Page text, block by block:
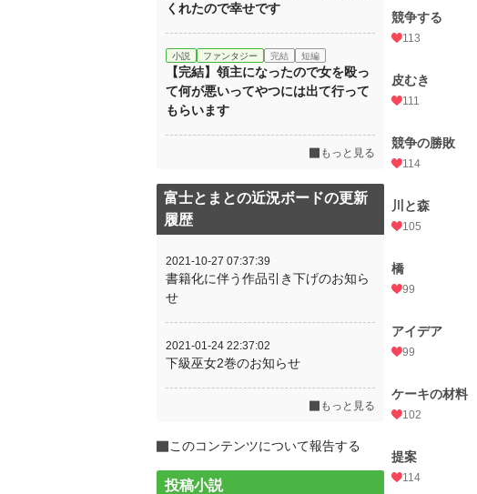
競争する
113
皮むき
111
競争の勝敗
114
川と森
105
橋
99
アイデア
99
ケーキの材料
102
提案
114
くれたので幸せです
小説 ファンタジー 完結 短編
【完結】領主になったので女を殴っ
て何が悪いってやつには出て行って
もらいます
もっと見る
富士とまとの近況ボードの更新
履歴
2021-10-27 07:37:39
書籍化に伴う作品引き下げのお知ら
せ
2021-01-24 22:37:02
下級巫女2巻のお知らせ
もっと見る
このコンテンツについて報告する
投稿小説